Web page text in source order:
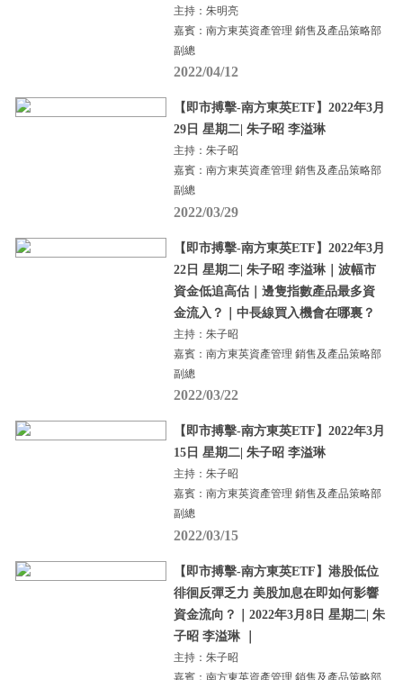
主持：朱明亮
嘉賓：南方東英資產管理 銷售及產品策略部
副總
2022/04/12
【即市搏擊-南方東英ETF】2022年3月
29日 星期二| 朱子昭 李溢琳
主持：朱子昭
嘉賓：南方東英資產管理 銷售及產品策略部
副總
2022/03/29
【即市搏擊-南方東英ETF】2022年3月
22日 星期二| 朱子昭 李溢琳｜波幅市
資金低追高估｜邊隻指數產品最多資
金流入？｜中長線買入機會在哪裏？
主持：朱子昭
嘉賓：南方東英資產管理 銷售及產品策略部
副總
2022/03/22
【即市搏擊-南方東英ETF】2022年3月
15日 星期二| 朱子昭 李溢琳
主持：朱子昭
嘉賓：南方東英資產管理 銷售及產品策略部
副總
2022/03/15
【即市搏擊-南方東英ETF】港股低位
徘徊反彈乏力 美股加息在即如何影響
資金流向？｜2022年3月8日 星期二| 朱
子昭 李溢琳 ｜
主持：朱子昭
嘉賓：南方東英資產管理 銷售及產品策略部